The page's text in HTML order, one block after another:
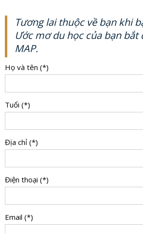
Tương lai thuộc về bạn khi
Ước mơ du học của bạn bắt
MAP.
Họ và tên (*)
Tuổi (*)
Địa chỉ (*)
Điện thoại (*)
Email (*)